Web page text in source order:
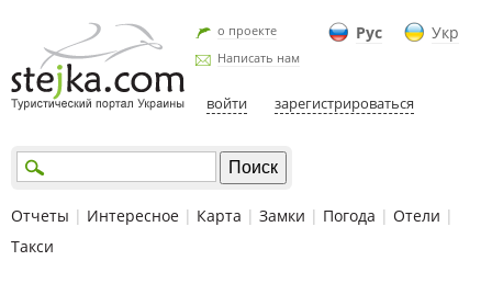
Рус Укр
о проекте
Написать нам
войти зарегистрироваться
Отчеты | Интересное | Карта | Замки | Погода | Отели |
Такси